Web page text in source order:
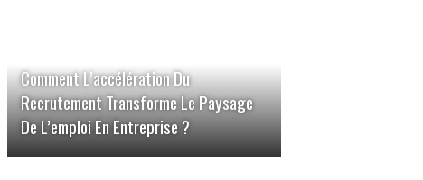
Comment L’accélération Du
Recrutement Transforme Le Paysage
De L’emploi En Entreprise ?